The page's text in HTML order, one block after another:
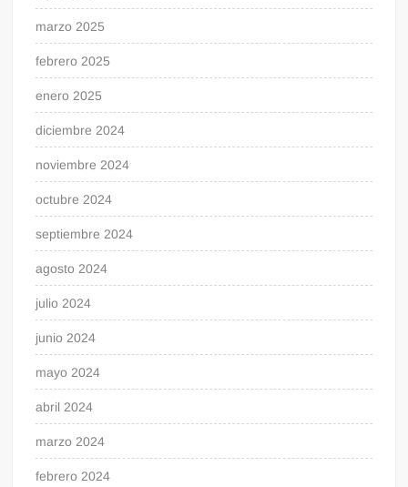
marzo 2025
febrero 2025
enero 2025
diciembre 2024
noviembre 2024
octubre 2024
septiembre 2024
agosto 2024
julio 2024
junio 2024
mayo 2024
abril 2024
marzo 2024
febrero 2024